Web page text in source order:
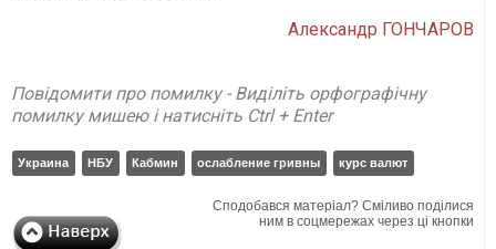
Александр ГОНЧАРОВ
Повідомити про помилку - Виділіть орфографічну
помилку мишею і натисніть Ctrl + Enter
Украина НБУ Кабмин ослабление гривны курс валют
Сподобався матеріал? Сміливо поділися
ним в соцмережах через ці кнопки